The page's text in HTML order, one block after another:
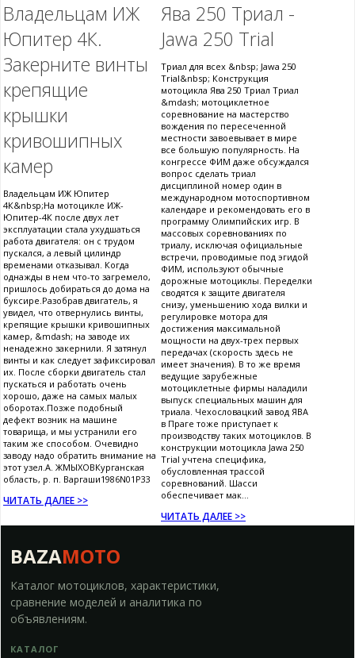
Владельцам ИЖ
Юпитер 4К.
Закерните винты
крепящие
крышки
кривошипных
камер
Владельцам ИЖ Юпитер
4К&nbsp;На мотоцикле ИЖ-
Юпитер-4К после двух лет
эксплуатации стала ухудшаться
работа двигателя: он с трудом
пускался, а левый цилиндр
временами отказывал. Когда
однажды в нем что-то загремело,
пришлось добираться до дома на
буксире.Разобрав двигатель, я
увидел, что отвернулись винты,
крепящие крышки кривошипных
камер, &mdash; на заводе их
ненадежно закернили. Я затянул
винты и как следует зафиксировал
их. После сборки двигатель стал
пускаться и работать очень
хорошо, даже на самых малых
оборотах.Позже подобный
дефект возник на машине
товарища, и мы устранили его
таким же способом. Очевидно
заводу надо обратить внимание на
этот узел.А. ЖМЫХОВКурганская
область, р. п. Варгаши1986N01P33
ЧИТАТЬ ДАЛЕЕ >>
Ява 250 Триал -
Jawa 250 Trial
Триал для всех &nbsp; Jawa 250
Trial&nbsp; Конструкция
мотоцикла Ява 250 Триал Триал
&mdash; мотоциклетное
соревнование на мастерство
вождения по пересеченной
местности завоевывает в мире
все большую популярность. На
конгрессе ФИМ даже обсуждался
вопрос сделать триал
дисциплиной номер один в
международном мотоспортивном
календаре и рекомендовать его в
программу Олимпийских игр. В
массовых соревнованиях по
триалу, исключая официальные
встречи, проводимые под эгидой
ФИМ, используют обычные
дорожные мотоциклы. Переделки
сводятся к защите двигателя
снизу, уменьшению хода вилки и
регулировке мотора для
достижения максимальной
мощности на двух-трех первых
передачах (скорость здесь не
имеет значения). В то же время
ведущие зарубежные
мотоциклетные фирмы наладили
выпуск специальных машин для
триала. Чехословацкий завод ЯВА
в Праге тоже приступает к
производству таких мотоциклов. В
конструкции мотоцикла Jawa 250
Trial учтена специфика,
обусловленная трассой
соревнований. Шасси
обеспечивает мак...
ЧИТАТЬ ДАЛЕЕ >>
BAZAMOTO
Каталог мотоциклов, характеристики,
сравнение моделей и аналитика по
объявлениям.
КАТАЛОГ